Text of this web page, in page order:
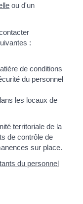
ou d'un
:
de conditions
du personnel
les locaux de
territoriale de la
de contrôle de
sur place.
du personnel